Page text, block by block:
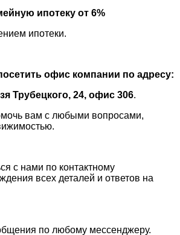
ипотеку от 6%
ипотеки.
офис компании по адресу:
Трубецкого, 24, офис 306.
вам с любыми вопросами,
с нами по контактному
всех деталей и ответов на
по любому мессенджеру.